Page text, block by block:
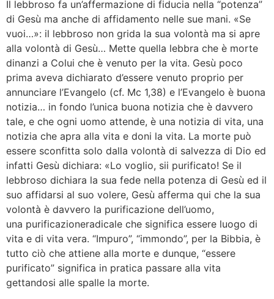
Il lebbroso fa un’affermazione di fiducia nella “potenza”
di Gesù ma anche di affidamento nelle sue mani. «Se
vuoi…»: il lebbroso non grida la sua volontà ma si apre
alla volontà di Gesù… Mette quella lebbra che è morte
dinanzi a Colui che è venuto per la vita. Gesù poco
prima aveva dichiarato d’essere venuto proprio per
annunciare l’Evangelo (cf. Mc 1,38) e l’Evangelo è buona
notizia… in fondo l’unica buona notizia che è davvero
tale, e che ogni uomo attende, è una notizia di vita, una
notizia che apra alla vita e doni la vita. La morte può
essere sconfitta solo dalla volontà di salvezza di Dio ed
infatti Gesù dichiara: «Lo voglio, sii purificato! Se il
lebbroso dichiara la sua fede nella potenza di Gesù ed il
suo affidarsi al suo volere, Gesù afferma qui che la sua
volontà è davvero la purificazione dell’uomo,
una purificazioneradicale che significa essere luogo di
vita e di vita vera. “Impuro”, “immondo”, per la Bibbia, è
tutto ciò che attiene alla morte e dunque, “essere
purificato” significa in pratica passare alla vita
gettandosi alle spalle la morte.